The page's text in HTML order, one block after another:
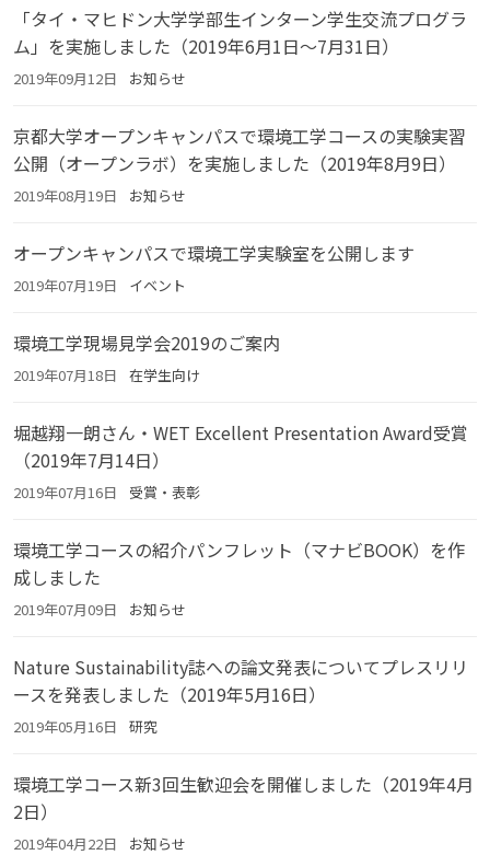
「タイ・マヒドン大学学部生インターン学生交流プログラ
ム」を実施しました（2019年6月1日～7月31日）
2019年09月12日 お知らせ
京都大学オープンキャンパスで環境工学コースの実験実習
公開（オープンラボ）を実施しました（2019年8月9日）
2019年08月19日 お知らせ
オープンキャンパスで環境工学実験室を公開します
2019年07月19日 イベント
環境工学現場見学会2019のご案内
2019年07月18日 在学生向け
堀越翔一朗さん・WET Excellent Presentation Award受賞
（2019年7月14日）
2019年07月16日 受賞・表彰
環境工学コースの紹介パンフレット（マナビBOOK）を作
成しました
2019年07月09日 お知らせ
Nature Sustainability誌への論文発表についてプレスリリ
ースを発表しました（2019年5月16日）
2019年05月16日 研究
環境工学コース新3回生歓迎会を開催しました（2019年4月
2日）
2019年04月22日 お知らせ